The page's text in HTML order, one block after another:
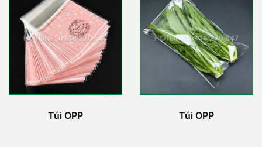
Túi OPP Túi OPP